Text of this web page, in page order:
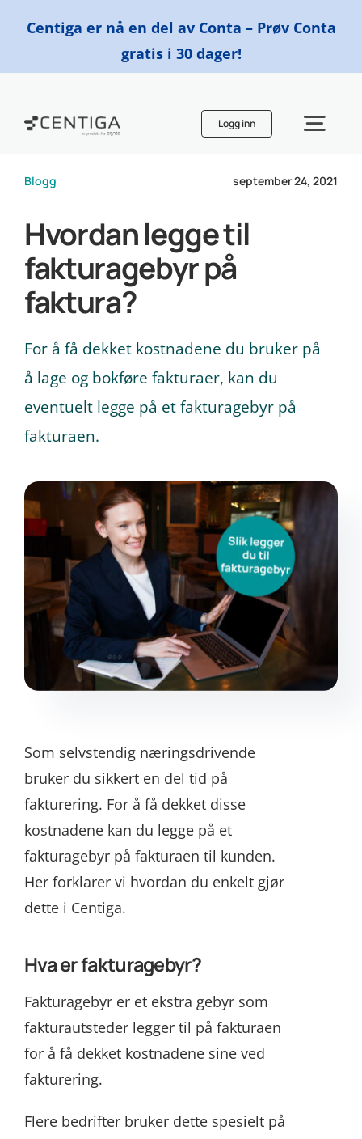
Centiga er nå en del av Conta – Prøv Conta
gratis i 30 dager!
Logg inn
Priser
Finn en regnskapsfører
Ressurser
Prøv gratis
Blogg september 24, 2021
Hvordan legge til
fakturagebyr på
faktura?
For å få dekket kostnadene du bruker på
å lage og bokføre fakturaer, kan du
eventuelt legge på et fakturagebyr på
fakturaen.
Som selvstendig næringsdrivende
bruker du sikkert en del tid på
fakturering. For å få dekket disse
kostnadene kan du legge på et
fakturagebyr på fakturaen til kunden.
Her forklarer vi hvordan du enkelt gjør
dette i Centiga.
Hva er fakturagebyr?
Fakturagebyr er et ekstra gebyr som
fakturautsteder legger til på fakturaen
for å få dekket kostnadene sine ved
fakturering.
Flere bedrifter bruker dette spesielt på